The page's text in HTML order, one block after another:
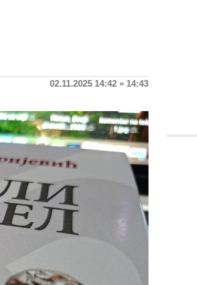
02.11.2025 14:42 » 14:43